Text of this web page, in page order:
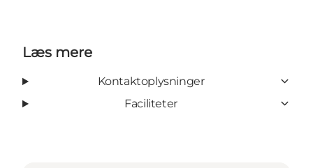
Læs mere
Kontaktoplysninger
Faciliteter